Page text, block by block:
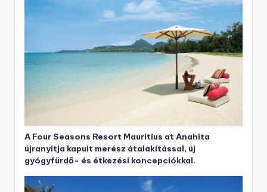
A Four Seasons Resort Mauritius at Anahita
újranyitja kapuit merész átalakítással, új
gyógyfürdő- és étkezési koncepciókkal.